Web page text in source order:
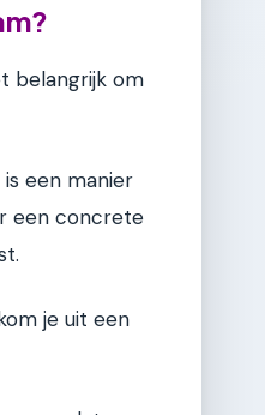
belangrijk om
een manier
een concrete
je uit een